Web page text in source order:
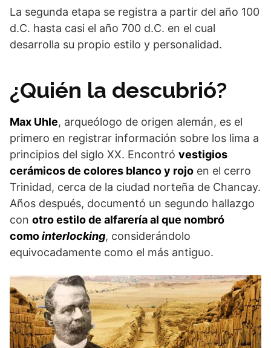
La segunda etapa se registra a partir del año 100
d.C. hasta casi el año 700 d.C. en el cual
desarrolla su propio estilo y personalidad.
¿Quién la descubrió?
Max Uhle, arqueólogo de origen alemán, es el
primero en registrar información sobre los lima a
principios del siglo XX. Encontró vestigios
cerámicos de colores blanco y rojo en el cerro
Trinidad, cerca de la ciudad norteña de Chancay.
Años después, documentó un segundo hallazgo
con otro estilo de alfarería al que nombró
comointerlocking, considerándolo
equivocadamente como el más antiguo.